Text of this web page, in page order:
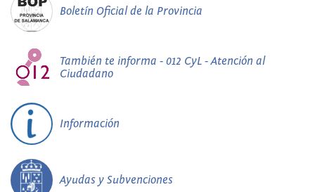
Boletín Oficial de la Provincia
También te informa - 012 CyL - Atención al
Ciudadano
Información
Ayudas y Subvenciones